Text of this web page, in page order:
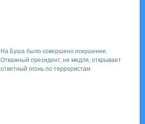
На Буша было совершено покушение.
Отважный президент, не медля, открывает
ответный огонь по террористам